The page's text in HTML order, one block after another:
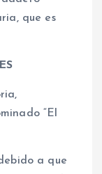
que es
“El
a que